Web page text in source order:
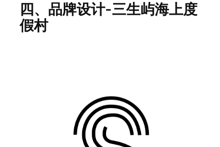
四、品牌设计-三生屿海上度
假村